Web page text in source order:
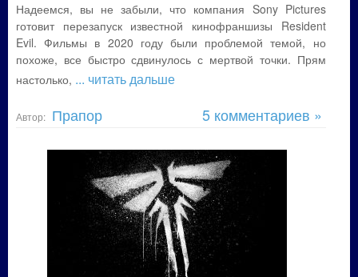
Надеемся, вы не забыли, что компания Sony Pictures
готовит перезапуск известной кинофраншизы Resident
Evil. Фильмы в 2020 году были проблемой темой, но
похоже, все быстро сдвинулось с мертвой точки. Прям
настолько, ... читать дальше
Автор: Прапор 5 комментариев »